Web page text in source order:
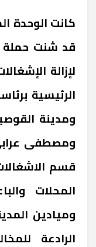
كانت الوحدة
قد شنت حملة
لإزالة
الرئيسية
ومدينة
ومصطفى
قسم
المحلات
وميادين
الرادعة